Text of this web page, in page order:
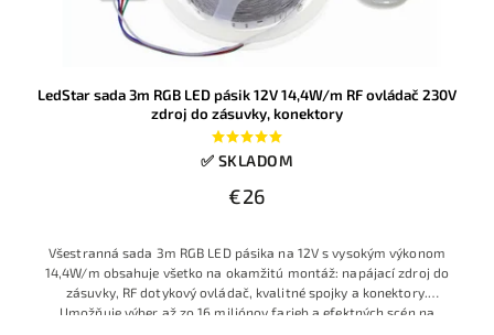
LedStar sada 3m RGB LED pásik 12V 14,4W/m RF ovládač 230V
zdroj do zásuvky, konektory
✅ SKLADOM
€26
Všestranná sada 3m RGB LED pásika na 12V s vysokým výkonom
14,4W/m obsahuje všetko na okamžitú montáž: napájací zdroj do
zásuvky, RF dotykový ovládač, kvalitné spojky a konektory.
Umožňuje výber až zo 16 miliónov farieb a efektných scén na